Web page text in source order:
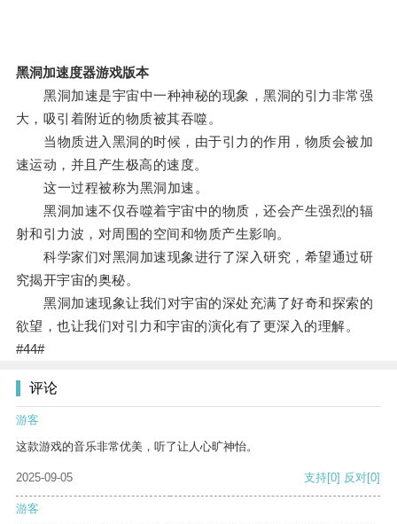
黑洞加速度器游戏版本
黑洞加速是宇宙中一种神秘的现象，黑洞的引力非常强
大，吸引着附近的物质被其吞噬。
当物质进入黑洞的时候，由于引力的作用，物质会被加
速运动，并且产生极高的速度。
这一过程被称为黑洞加速。
黑洞加速不仅吞噬着宇宙中的物质，还会产生强烈的辐
射和引力波，对周围的空间和物质产生影响。
科学家们对黑洞加速现象进行了深入研究，希望通过研
究揭开宇宙的奥秘。
黑洞加速现象让我们对宇宙的深处充满了好奇和探索的
欲望，也让我们对引力和宇宙的演化有了更深入的理解。
#44#
评论
游客
这款游戏的音乐非常优美，听了让人心旷神怡。
2025-09-05 支持[0] 反对[0]
游客